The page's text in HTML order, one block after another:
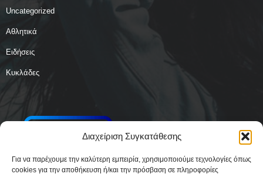
Διαχείριση Συγκατάθεσης
Για να παρέχουμε την καλύτερη εμπειρία, χρησιμοποιούμε τεχνολογίες όπως
cookies για την αποθήκευση ή/και την πρόσβαση σε πληροφορίες
Uncategorized
Αθλητικά
Ειδήσεις
Κυκλάδες